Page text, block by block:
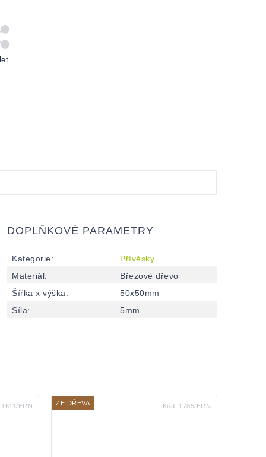
DOPLŇKOVÉ PARAMETRY
Kategorie:
Přívěsky
Materiál:
Březové dřevo
Šířka x výška:
50x50mm
Síla: 5mm
1611/ERN ZE DŘEVA Kód: 1785/ERN